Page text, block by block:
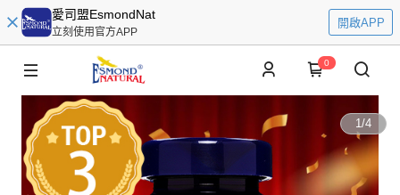
愛司盟EsmondNat
立刻使用官方APP
開啟APP
0
1/4